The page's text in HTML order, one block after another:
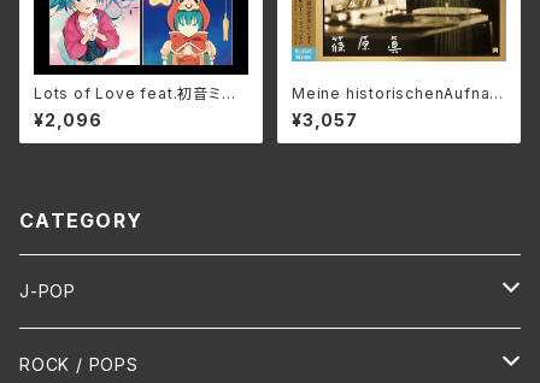
Lots of Love feat.初音ミク/
初音ミク GRMD-1001(仕様:
CD)
¥2,096
Meine historischenAufnah
men/ 私の歴史的録音_篠原
眞 3SCD-0083(仕様:CD)
¥3,057
CATEGORY
J-POP
HR/HM
ROCK / POPS